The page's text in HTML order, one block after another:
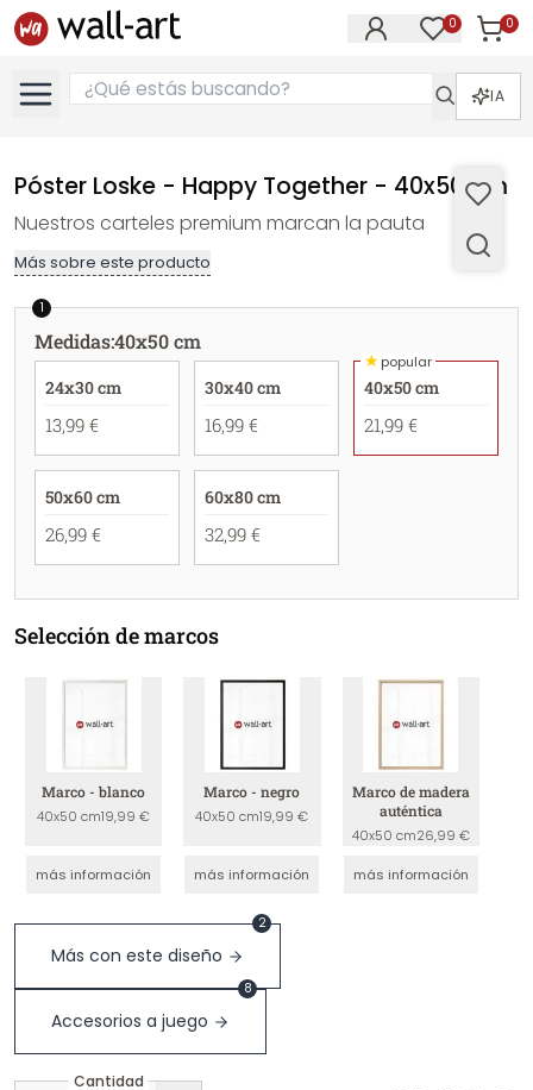
0 0
IA
Póster Loske - Happy Together - 40x50 cm
Nuestros carteles premium marcan la pauta
Más sobre este producto
1
Medidas:40x50 cm
24x30 cm
13,99 €
30x40 cm
16,99 €
★popular
40x50 cm
21,99 €
50x60 cm
26,99 €
60x80 cm
32,99 €
Selección de marcos
Marco - blanco
40x50 cm19,99 €
más información
Marco - negro
40x50 cm19,99 €
más información
Marco de madera
auténtica
40x50 cm26,99 €
más información
Más con este diseño
2
Accesorios a juego
8
Cantidad